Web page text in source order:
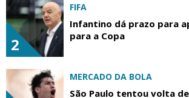
2
FIFA
Infantino dá prazo para
para a Copa
MERCADO DA BOLA
São Paulo tentou volta